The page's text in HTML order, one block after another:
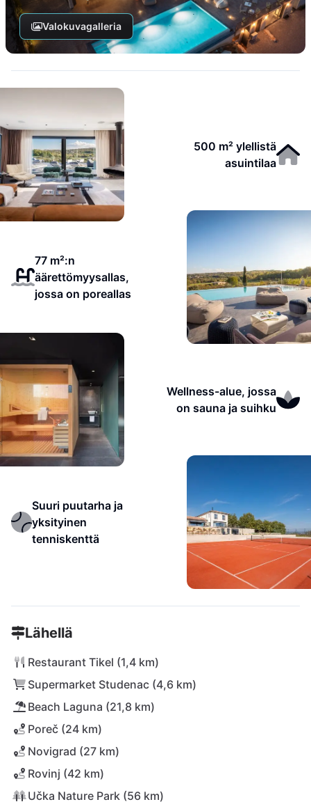
Valokuvagalleria
500 m² ylellistä
asuintilaa
77 m²:n
äärettömyysallas,
jossa on poreallas
Wellness-alue, jossa
on sauna ja suihku
Suuri puutarha ja
yksityinen
tenniskenttä
Lähellä
Restaurant Tikel (1,4 km)
Supermarket Studenac (4,6 km)
Beach Laguna (21,8 km)
Poreč (24 km)
Novigrad (27 km)
Rovinj (42 km)
Učka Nature Park (56 km)